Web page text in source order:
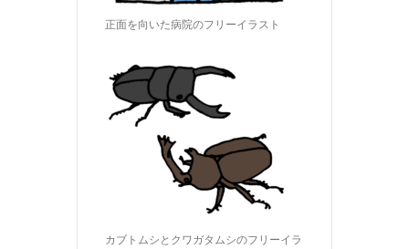
正面を向いた病院のフリーイラスト
カブトムシとクワガタムシのフリーイラ